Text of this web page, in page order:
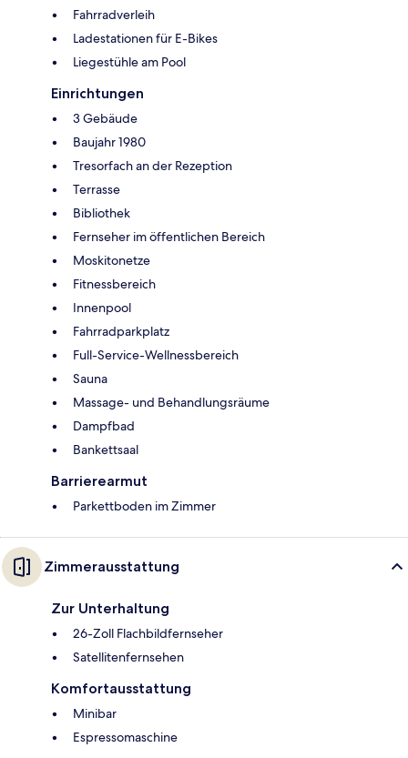
Fahrradverleih
Ladestationen für E-Bikes
Liegestühle am Pool
Einrichtungen
3 Gebäude
Baujahr 1980
Tresorfach an der Rezeption
Terrasse
Bibliothek
Fernseher im öffentlichen Bereich
Moskitonetze
Fitnessbereich
Innenpool
Fahrradparkplatz
Full-Service-Wellnessbereich
Sauna
Massage- und Behandlungsräume
Dampfbad
Bankettsaal
Barrierearmut
Parkettboden im Zimmer
Zimmerausstattung
Zur Unterhaltung
26-Zoll Flachbildfernseher
Satellitenfernsehen
Komfortausstattung
Minibar
Espressomaschine